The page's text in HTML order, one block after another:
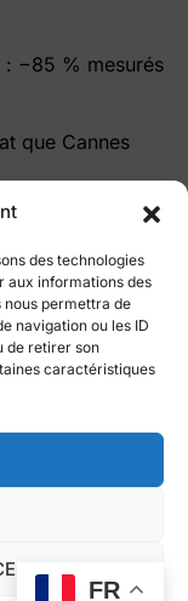
des technologies
aux informations des
nous permettra de
navigation ou les ID
de retirer son
caractéristiques
: −85 % mesurés
que Cannes
responsable
vidéo
FR